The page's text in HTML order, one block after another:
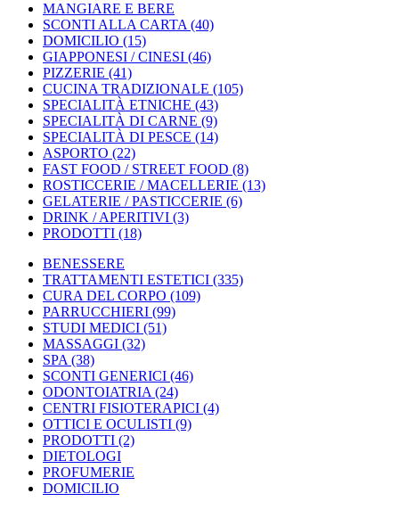
MANGIARE E BERE
SCONTI ALLA CARTA (40)
DOMICILIO (15)
GIAPPONESI / CINESI (46)
PIZZERIE (41)
CUCINA TRADIZIONALE (105)
SPECIALITÀ ETNICHE (43)
SPECIALITÀ DI CARNE (9)
SPECIALITÀ DI PESCE (14)
ASPORTO (22)
FAST FOOD / STREET FOOD (8)
ROSTICCERIE / MACELLERIE (13)
GELATERIE / PASTICCERIE (6)
DRINK / APERITIVI (3)
PRODOTTI (18)
BENESSERE
TRATTAMENTI ESTETICI (335)
CURA DEL CORPO (109)
PARRUCCHIERI (99)
STUDI MEDICI (51)
MASSAGGI (32)
SPA (38)
SCONTI GENERICI (46)
ODONTOIATRIA (24)
CENTRI FISIOTERAPICI (4)
OTTICI E OCULISTI (9)
PRODOTTI (2)
DIETOLOGI
PROFUMERIE
DOMICILIO